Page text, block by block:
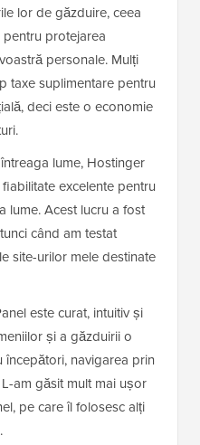
lor de găzduire, ceea
protejarea
personale. Mulți
taxe suplimentare pentru
deci este o economie
lume, Hostinger
excelente pentru
lume. Acest lucru a fost
când am testat
site-urilor mele destinate
este curat, intuitiv și
și a găzduirii o
începători, navigarea prin
am găsit mult mai ușor
pe care îl folosesc alți